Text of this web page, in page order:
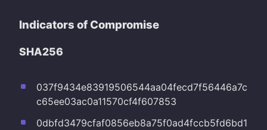
Indicators of Compromise
SHA256
037f9434e83919506544aa04fecd7f56446a7c
c65ee03ac0a11570cf4f607853
0dbfd3479cfaf0856eb8a75f0ad4fccb5fd6bd1